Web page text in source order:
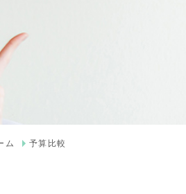
ム 予算比較